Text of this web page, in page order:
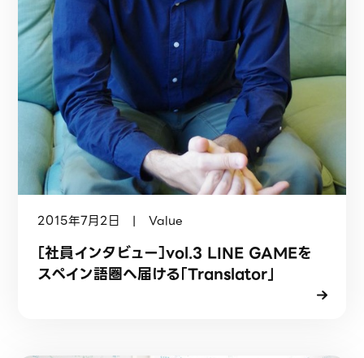
2015年7月2日 | Value
［社員インタビュー］vol.3 LINE GAMEを
スペイン語圏へ届ける「Translator」